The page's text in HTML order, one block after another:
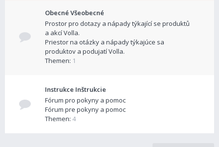
Obecné Všeobecné
Prostor pro dotazy a nápady týkající se produktů
a akcí Volla.
Priestor na otázky a nápady týkajúce sa
produktov a podujatí Volla.
Themen: 1
Instrukce Inštrukcie
Fórum pro pokyny a pomoc
Fórum pre pokyny a pomoc
Themen: 4